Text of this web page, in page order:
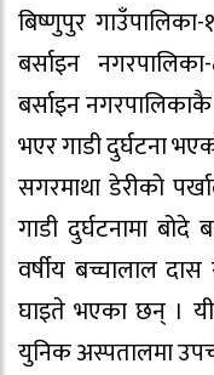
बिष्णुपुर
बर्साइन
बर्साइन
भएर गाडी दुर्घटना
सगरमाथा डेरीको
गाडी दुर्घटनामा
वर्षीय बच्चालाल
घाइते भएका छन् ।
युनिक अस्पतालमा